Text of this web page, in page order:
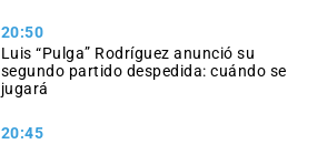
20:50
Luis “Pulga” Rodríguez anunció su
segundo partido despedida: cuándo se
jugará
20:45